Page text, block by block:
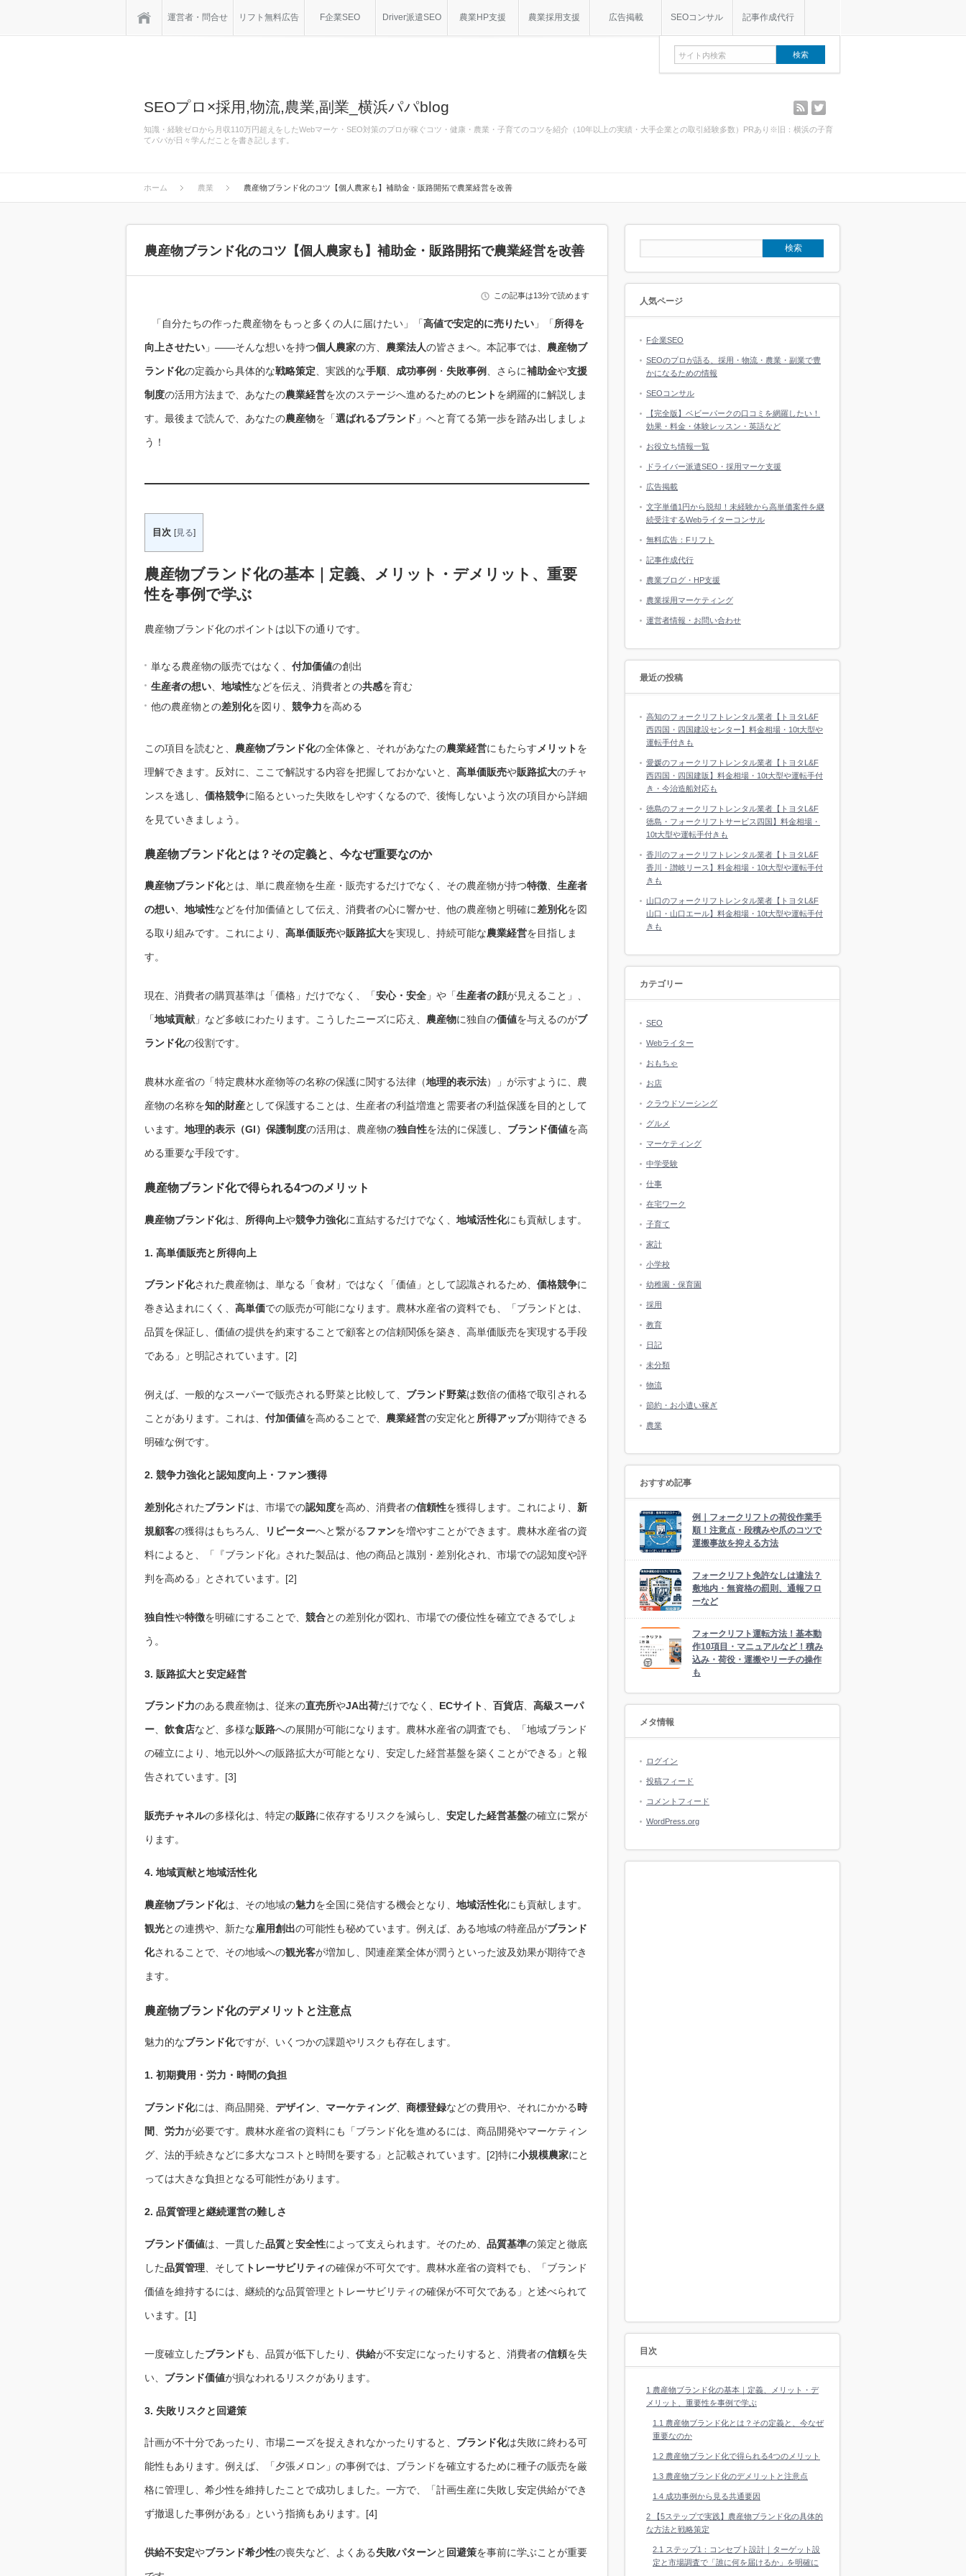
運営者・問合せ リフト無料広告 F企業SEO Driver派遣SEO 農業HP支援 農業採用支援 広告掲載 SEOコンサル 記事作成代行
SEOプロ×採用,物流,農業,副業_横浜パパblog
知識・経験ゼロから月収110万円超えをしたWebマーケ・SEO対策のプロが稼ぐコツ・健康・農業・子育てのコツを紹介（10年以上の実績・大手企業との取引経験多数）PRあり※旧：横浜の子育
てパパが日々学んだことを書き記します。
rss
ホーム 農業 農産物ブランド化のコツ【個人農家も】補助金・販路開拓で農業経営を改善
農産物ブランド化のコツ【個人農家も】補助金・販路開拓で農業経営を改善
この記事は13分で読めます
「自分たちの作った農産物をもっと多くの人に届けたい」「高値で安定的に売りたい 」「所得を
向上させたい 」――そんな想いを持つ個人農家の方、 農業法人の皆さまへ。本記事では、 農産物ブ
ランド化の定義から具体的な戦略策定 、実践的な手順 成功事例 ・ 失敗事例 、さらに補助金や支援
制度の活用方法まで、あなたの農業経営を次のステージへ進めるためのヒントを網羅的に解説しま
す。最後まで読んで、あなたの農産物を「選ばれるブランド 」へと育てる第一歩を踏み出しましょ
う！
目次 [見る]
農産物ブランド化の基本｜定義、メリット・デメリット、重要
性を事例で学ぶ
農産物ブランド化のポイントは以下の通りです。
単なる農産物の販売ではなく、 付加価値の創出
生産者の想い
地域性などを伝え、消費者との共感を育む
他の農産物との差別化を図り、 競争力を高める
この項目を読むと、 農産物ブランド化の全体像と、それがあなたの農業経営にもたらす メリットを
理解できます。反対に、ここで解説する内容を把握しておかないと、 高単価販売や販路拡大のチャ
ンスを逃し、 価格競争に陥るといった失敗をしやすくなるので、後悔しないよう次の項目から詳細
を見ていきましょう。
農産物ブランド化とは？その定義と、今なぜ重要なのか
農産物ブランド化とは、単に農産物を生産・販売するだけでなく、その農産物が持つ特徴、 生産者
の想い、 地域性などを付加価値として伝え、消費者の心に響かせ、他の農産物と明確に差別化を図
る取り組みです。これにより、 高単価販売や販路拡大を実現し、持続可能な農業経営を目指しま
す。
現在、消費者の購買基準は「価格」だけでなく、「安心・安全 」や「生産者の顔が見えること」、
「地域貢献 」など多岐にわたります。こうしたニーズに応え、 農産物に独自の価値を与えるのがブ
ランド化の役割です。
農林水産省の「特定農林水産物等の名称の保護に関する法律（地理的表示法）」が示すように、農
産物の名称を知的財産として保護することは、生産者の利益増進と需要者の利益保護を目的として
います。 地理的表示（GI）保護制度の活用は、農産物の独自性を法的に保護し、 ブランド価値を高
める重要な手段です。
農産物ブランド化で得られる4つのメリット
農産物ブランド化は、 所得向上や競争力強化に直結するだけでなく、 地域活性化にも貢献します。
1. 高単価販売と所得向上
ブランド化された農産物は、単なる「食材」ではなく「価値」として認識されるため、 価格競争に
巻き込まれにくく、 高単価での販売が可能になります。農林水産省の資料でも、「ブランドとは、
品質を保証し、価値の提供を約束することで顧客との信頼関係を築き、高単価販売を実現する手段
である」と明記されています。[2]
例えば、一般的なスーパーで販売される野菜と比較して、 ブランド野菜は数倍の価格で取引される
ことがあります。これは、 付加価値を高めることで、 農業経営の安定化と 所得アップが期待できる
明確な例です。
2. 競争力強化と認知度向上・ファン獲得
差別化されたブランドは、市場での認知度を高め、消費者の信頼性を獲得します。これにより、 新
規顧客の獲得はもちろん、 リピーターへと繋がるファンを増やすことができます。農林水産省の資
料によると、「『ブランド化』された製品は、他の商品と識別・差別化され、市場での認知度や評
判を高める」とされています。[2]
独自性や特徴を明確にすることで、 競合との差別化が図れ、市場での優位性を確立できるでしょ
う。
3. 販路拡大と安定経営
ブランド力のある農産物は、従来の直売所やJA出荷だけでなく、 ECサイト、 百貨店、 高級スーパ
ー、 飲食店など、多様な販路への展開が可能になります。農林水産省の調査でも、「地域ブランド
の確立により、地元以外への販路拡大が可能となり、安定した経営基盤を築くことができる」と報
告されています。[3]
販売チャネルの多様化は、特定の販路に依存するリスクを減らし、 安定した経営基盤の確立に繋が
ります。
4. 地域貢献と地域活性化
農産物ブランド化は、その地域の魅力を全国に発信する機会となり、 地域活性化にも貢献します。
観光との連携や、新たな雇用創出の可能性も秘めています。例えば、ある地域の特産品がブランド
化されることで、その地域への観光客が増加し、関連産業全体が潤うといった波及効果が期待でき
ます。
農産物ブランド化のデメリットと注意点
魅力的なブランド化ですが、いくつかの課題やリスクも存在します。
1. 初期費用・労力・時間の負担
ブランド化には、商品開発、 デザイン マーケティング、 商標登録などの費用や、それにかかる時
間 労力が必要です。農林水産省の資料にも「ブランド化を進めるには、商品開発やマーケティン
グ、法的手続きなどに多大なコストと時間を要する」と記載されています。[2]特に小規模農家にと
っては大きな負担となる可能性があります。
2. 品質管理と継続運営の難しさ
ブランド価値は、一貫した品質と安全性によって支えられます。そのため、 品質基準の策定と徹底
した品質管理 、そして トレーサビリティの確保が不可欠です。農林水産省の資料でも、「ブランド
価値を維持するには、継続的な品質管理とトレーサビリティの確保が不可欠である」と述べられて
います。[1]
一度確立したブランドも、品質が低下したり、 供給が不安定になったりすると、消費者の信頼を失
い、 ブランド価値が損なわれるリスクがあります。
3. 失敗リスクと回避策
計画が不十分であったり、市場ニーズを捉えきれなかったりすると、 ブランド化は失敗に終わる可
能性もあります。例えば、「夕張メロン」の事例では、ブランドを確立するために種子の販売を厳
格に管理し、希少性を維持したことで成功しました。一方で、「計画生産に失敗し安定供給ができ
ず撤退した事例がある」という指摘もあります。[4]
供給不安定やブランド希少性の喪失など、よくある失敗パターンと 回避策を事前に学ぶことが重要
人気ページ
F企業SEO
SEOのプロが語る、採用・物流・農業・副業で豊
かになるための情報
SEOコンサル
【完全版】ベビーパークの口コミを網羅したい！
効果・料金・体験レッスン・英語など
お役立ち情報一覧
ドライバー派遣SEO・採用マーケ支援
広告掲載
文字単価1円から脱却！未経験から高単価案件を継
続受注するWebライターコンサル
無料広告：Fリフト
記事作成代行
農業ブログ・HP支援
農業採用マーケティング
運営者情報・お問い合わせ
最近の投稿
高知のフォークリフトレンタル業者【トヨタL&F
西四国・四国建設センター】料金相場・10t大型や
運転手付きも
愛媛のフォークリフトレンタル業者【トヨタL&F
西四国・四国建販】料金相場・10t大型や運転手付
き・今治造船対応も
徳島のフォークリフトレンタル業者【トヨタL&F
徳島・フォークリフトサービス四国】料金相場・
10t大型や運転手付きも
香川のフォークリフトレンタル業者【トヨタL&F
香川・讃岐リース】料金相場・10t大型や運転手付
きも
山口のフォークリフトレンタル業者【トヨタL&F
山口・山口エール】料金相場・10t大型や運転手付
きも
カテゴリー
SEO
Webライター
おもちゃ
お店
クラウドソーシング
グルメ
マーケティング
中学受験
仕事
在宅ワーク
子育て
家計
小学校
幼稚園・保育園
採用
教育
日記
未分類
物流
節約・お小遣い稼ぎ
農業
おすすめ記事
例｜フォークリフトの荷役作業手
順！注意点・段積みや爪のコツで
運搬事故を抑える方法
フォークリフト免許なしは違法？
敷地内・無資格の罰則、通報フロ
ーなど
フォークリフト運転方法！基本動
作10項目・マニュアルなど！積み
込み・荷役・運搬やリーチの操作
も
メタ情報
ログイン
投稿フィード
コメントフィード
WordPress.org
目次
1 農産物ブランド化の基本｜定義、メリット・デ
メリット、重要性を事例で学ぶ
1.1 農産物ブランド化とは？その定義と、今なぜ
重要なのか
1.2 農産物ブランド化で得られる4つのメリット
1.3 農産物ブランド化のデメリットと注意点
1.4 成功事例から見る共通要因
2 【5ステップで実践】農産物ブランド化の具体的
な方法と戦略策定
2.1 ステップ1：コンセプト設計｜ターゲット設
定と市場調査で「誰に何を届けるか」を明確に